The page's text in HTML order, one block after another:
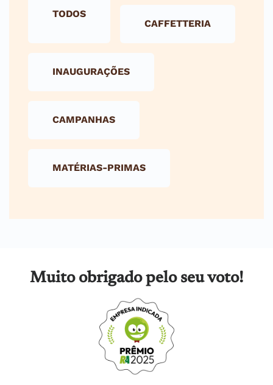
TODOS
CAFFETTERIA
INAUGURAÇÕES
CAMPANHAS
MATÉRIAS-PRIMAS
Muito obrigado pelo seu voto!